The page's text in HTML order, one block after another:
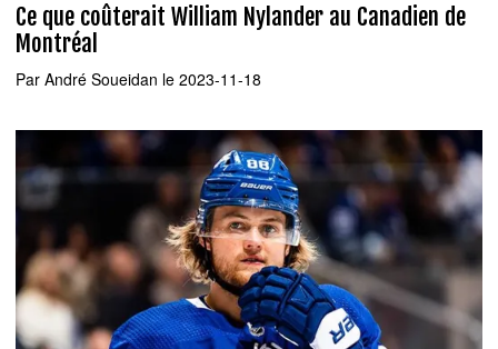
Ce que coûterait William Nylander au Canadien de
Montréal
Par André Soueidan le 2023-11-18